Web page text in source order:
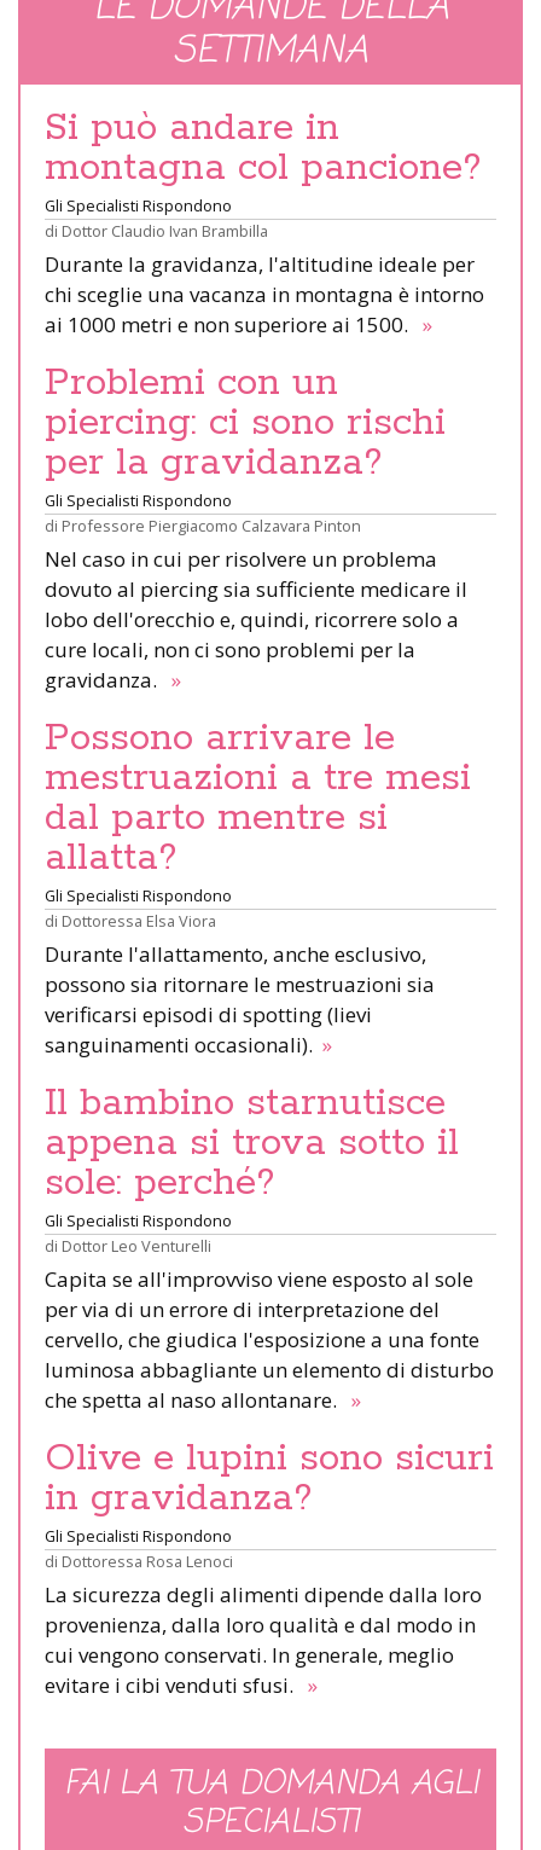
SETTIMANA
Si può andare in
montagna col pancione?
Gli Specialisti Rispondono
di Dottor Claudio Ivan Brambilla
Durante la gravidanza, l'altitudine ideale per
chi sceglie una vacanza in montagna è intorno
ai 1000 metri e non superiore ai 1500. »
Problemi con un
piercing: ci sono rischi
per la gravidanza?
Gli Specialisti Rispondono
di Professore Piergiacomo Calzavara Pinton
Nel caso in cui per risolvere un problema
dovuto al piercing sia sufficiente medicare il
lobo dell'orecchio e, quindi, ricorrere solo a
cure locali, non ci sono problemi per la
gravidanza. »
Possono arrivare le
mestruazioni a tre mesi
dal parto mentre si
allatta?
Gli Specialisti Rispondono
di Dottoressa Elsa Viora
Durante l'allattamento, anche esclusivo,
possono sia ritornare le mestruazioni sia
verificarsi episodi di spotting (lievi
sanguinamenti occasionali). »
Il bambino starnutisce
appena si trova sotto il
sole: perché?
Gli Specialisti Rispondono
di Dottor Leo Venturelli
Capita se all'improvviso viene esposto al sole
per via di un errore di interpretazione del
cervello, che giudica l'esposizione a una fonte
luminosa abbagliante un elemento di disturbo
che spetta al naso allontanare. »
Olive e lupini sono sicuri
in gravidanza?
Gli Specialisti Rispondono
di Dottoressa Rosa Lenoci
La sicurezza degli alimenti dipende dalla loro
provenienza, dalla loro qualità e dal modo in
cui vengono conservati. In generale, meglio
evitare i cibi venduti sfusi. »
FAI LA TUA DOMANDA AGLI
SPECIALISTI